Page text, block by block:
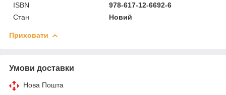
ISBN
978-617-12-6692-6
Стан
Новий
Приховати
Умови доставки
Нова Пошта